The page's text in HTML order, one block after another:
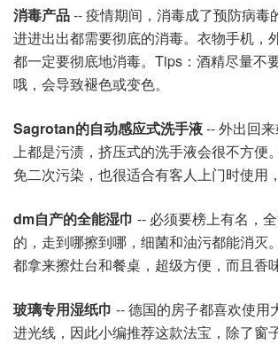
消毒产品-- 疫情期间，消毒成了预防病毒
进进出出都需要彻底的消毒。衣物手机，
都一定要彻底地消毒。Tips：酒精尽量不
哦，会导致褪色或变色。
Sagrotan的自动感应式洗手液-- 外出回
上都是污渍，挤压式的洗手液会很不方便
免二次污染，也很适合有客人上门时使用
dm自产的全能湿巾 -- 必须要榜上有名，
的，走到哪擦到哪，细菌和油污都能消灭
都拿来擦灶台和餐桌，超级方便，而且香
玻璃专用湿纸巾 -- 德国的房子都喜欢使用
进光线，因此小编推荐这款法宝，除了窗